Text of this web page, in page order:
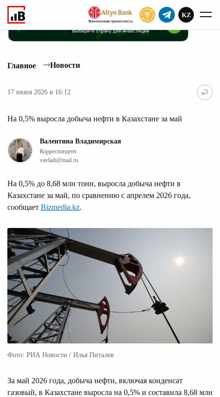
KZ
Главное Новости
17 июня 2026 в 16:12
На 0,5% выросла добыча нефти в Казахстане за май
Валентина Владимирская
Корреспондент
vavladi@mail.ru
На 0,5% до 8,68 млн тонн, выросла добыча нефти в
Казахстане за май, по сравнению с апрелем 2026 года,
сообщает Bizmedia.kz.
Фото: РИА Новости / Илья Питалев
За май 2026 года, добыча нефти, включая конденсат
газовый, в Казахстане выросла на 0,5% и составила 8,68 млн